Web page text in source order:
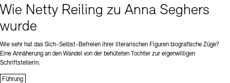
Wie Netty Reiling zu Anna Seghers
wurde
Wie sehr hat das Sich-Selbst-Befreien ihrer literarischen Figuren biografische Züge?
Eine Annäherung an den Wandel von der behüteten Tochter zur eigenwilligen
Schriftstellerin.
Führung